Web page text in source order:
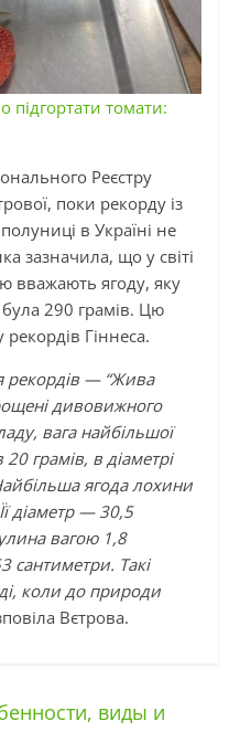
підгортати томати:
Реєстру
поки рекорду із
в Україні не
зазначила, що у світі
вважають ягоду, яку
була 290 грамів. Цю
Гіннеса.
рекордів — “Жива
дивовижного
вага найбільшої
грамів, в діаметрі
ягода лохини
діаметр — 30,5
вагою 1,8
сантиметри. Такі
коли до природи
Вєтрова.
виды и